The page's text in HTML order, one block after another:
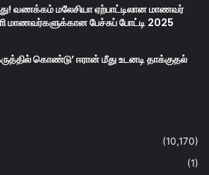
வணக்கம் மலேசியா ஏற்பாட்டிலான மாணவர்
மாணவர்களுக்கான பேச்சுப் போட்டி 2025
கொண்டு’ ஈரான் மீது உடனடி தாக்குதல்
(10,170)
(1)